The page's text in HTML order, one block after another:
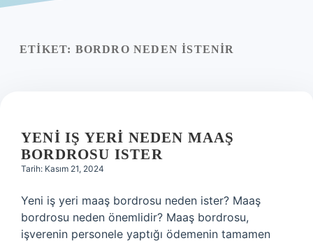
Yasal Uyarı
ETIKET: BORDRO NEDEN ISTENIR
YENI IŞ YERI NEDEN MAAŞ
BORDROSU ISTER
Tarih: Kasım 21, 2024
Yeni iş yeri maaş bordrosu neden ister? Maaş
bordrosu neden önemlidir? Maaş bordrosu,
işverenin personele yaptığı ödemenin tamamen